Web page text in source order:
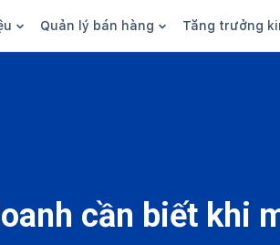
Quản lý bán hàng
Tài chính
Tăng trưởng
cần biết khi